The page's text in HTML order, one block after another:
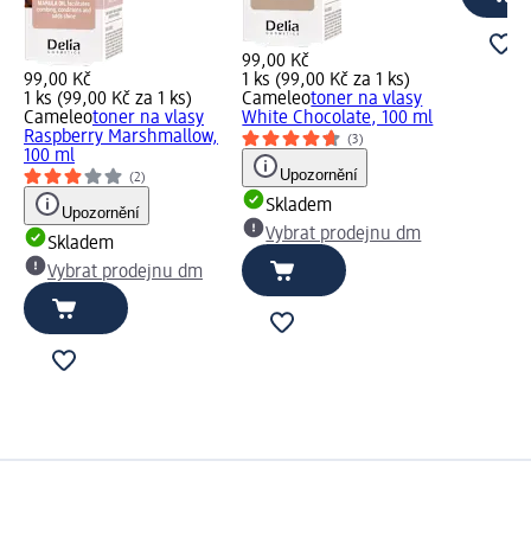
99,00 Kč
1 ks (99,00 Kč za 1 ks)
Cameleotoner na vlasy
Raspberry Marshmallow,
100 ml
(2)
Upozornění
Skladem
Vybrat prodejnu dm
99,00 Kč
1 ks (99,00 Kč za 1 ks)
Cameleotoner na vlasy
White Chocolate, 100 ml
(3)
Upozornění
Skladem
Vybrat prodejnu dm